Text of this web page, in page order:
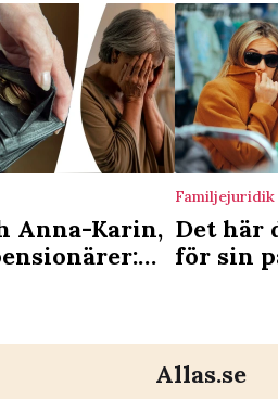
Anna-Karin,
Familjejuridik
Det här
för sin
Allas.se